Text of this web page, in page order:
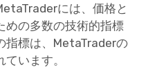
には、価格と
めの多数の技術的指標
指標は、MetaTraderの
います。